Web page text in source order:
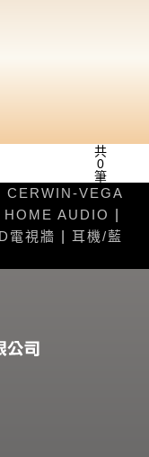
共
0
筆
CERWIN-VEGA
AUDIO
電視牆
耳機/藍